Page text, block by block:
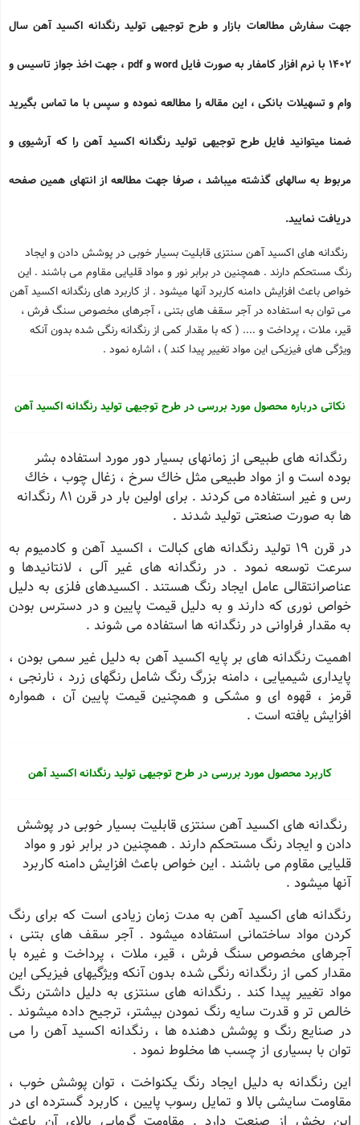
جهت سفارش مطالعات بازار و طرح توجیهی تولید رنگدانه اکسید آهن سال
1402 با نرم افزار کامفار به صورت فایل wordوpdf ، جهت اخذ جواز تاسیس و
وام و تسهیلات بانکی ، این مقاله را مطالعه نموده و سپس با ما تماس بگیرید
ضمنا میتوانید فایل طرح توجیهی تولید رنگدانه اکسید آهن را که آرشیوی و
مربوط به سالهای گذشته میباشد ، صرفا جهت مطالعه از انتهای همین صفحه
دریافت نمایید.
رنگدانه های اكسید آهن سنتزی قابلیت بسیار خوبی در پوشش دادن و ایجاد
رنگ مستحكم دارند . همچنین در برابر نور و مواد قلیایی مقاوم می باشند . این
خواص باعث افزایش دامنه كاربرد آنها میشود . از کاربرد های رنگدانه اکسید آهن
می توان به استفاده در آجر سقف های بتنی ، آجرهای مخصوص سنگ فرش ،
قیر، ملات ، پرداخت و .... ( که با مقدار كمی از رنگدانه رنگی شده بدون آنكه
ویژگی های فیزیكی این مواد تغییر پیدا كند ) ، اشاره نمود .
نکاتی درباره محصول مورد بررسی در طرح توجیهی تولید رنگدانه اکسید آهن
رنگدانه های طبیعی از زمانهای بسیار دور مورد استفاده بشر
بوده است و از مواد طبیعی مثل خاك سرخ ، زغال چوب ، خاك
رس و غیر استفاده می كردند . برای اولین بار در قرن 81 رنگدانه
ها به صورت صنعتی تولید شدند .
در قرن 19 تولید رنگدانه های كبالت ، اكسید آهن و كادمیوم به
سرعت توسعه نمود . در رنگدانه های غیر آلی ، لانتانیدها و
عناصرانتقالی عامل ایجاد رنگ هستند . اكسیدهای فلزی به دلیل
خواص نوری كه دارند و به دلیل قیمت پایین و در دسترس بودن
به مقدار فراوانی در رنگدانه ها استفاده می شوند .
اهمیت رنگدانه های بر پایه اكسید آهن به دلیل غیر سمی بودن ،
پایداری شیمیایی ، دامنه بزرگ رنگ شامل رنگهای زرد ، نارنجی ،
قرمز ، قهوه ای و مشكی و همچنین قیمت پایین آن ، همواره
افزایش یافته است .
کاربرد محصول مورد بررسی در طرح توجیهی تولید رنگدانه اکسید آهن
رنگدانه های اكسید آهن سنتزی قابلیت بسیار خوبی در پوشش
دادن و ایجاد رنگ مستحكم دارند . همچنین در برابر نور و مواد
قلیایی مقاوم می باشند . این خواص باعث افزایش دامنه كاربرد
آنها میشود .
رنگدانه های اكسید آهن به مدت زمان زیادی است كه برای رنگ
كردن مواد ساختمانی استفاده میشود . آجر سقف های بتنی ،
آجرهای مخصوص سنگ فرش ، قیر، ملات ، پرداخت و غیره با
مقدار كمی از رنگدانه رنگی شده بدون آنكه ویژگیهای فیزیكی این
مواد تغییر پیدا كند . رنگدانه های سنتزی به دلیل داشتن رنگ
خالص تر و قدرت سایه رنگ نمودن بیشتر، ترجیح داده میشوند .
در صنایع رنگ و پوشش دهنده ها ، رنگدانه اكسید آهن را می
توان با بسیاری از چسب ها مخلوط نمود .
این رنگدانه به دلیل ایجاد رنگ یكنواخت ، توان پوشش خوب ،
مقاومت سایشی بالا و تمایل رسوب پایین ، كاربرد گسترده ای در